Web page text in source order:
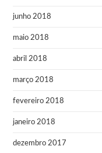
junho 2018
maio 2018
abril 2018
março 2018
fevereiro 2018
janeiro 2018
dezembro 2017